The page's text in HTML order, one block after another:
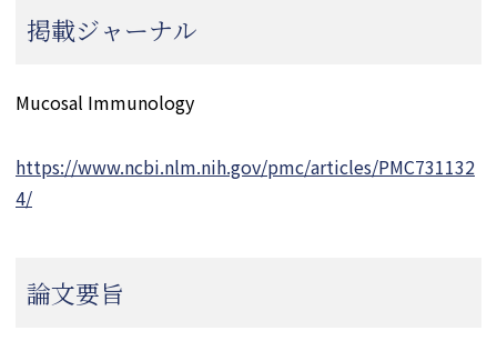
掲載ジャーナル
Mucosal Immunology
https://www.ncbi.nlm.nih.gov/pmc/articles/PMC731132
4/
論文要旨